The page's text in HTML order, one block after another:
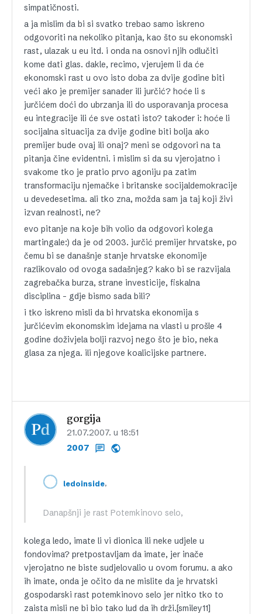
simpatičnosti.
a ja mislim da bi si svatko trebao samo iskreno
odgovoriti na nekoliko pitanja, kao što su ekonomski
rast, ulazak u eu itd. i onda na osnovi njih odlučiti
kome dati glas. dakle, recimo, vjerujem li da će
ekonomski rast u ovo isto doba za dvije godine biti
veći ako je premijer sanader ili jurčić? hoće li s
jurčićem doći do ubrzanja ili do usporavanja procesa
eu integracije ili će sve ostati isto? također i: hoće li
socijalna situacija za dvije godine biti bolja ako
premijer bude ovaj ili onaj? meni se odgovori na ta
pitanja čine evidentni. i mislim si da su vjerojatno i
svakome tko je pratio prvo agoniju pa zatim
transformaciju njemačke i britanske socijaldemokracije
u devedesetima. ali tko zna, možda sam ja taj koji živi
izvan realnosti, ne?
evo pitanje na koje bih volio da odgovori kolega
martingale:) da je od 2003. jurčić premijer hrvatske, po
čemu bi se današnje stanje hrvatske ekonomije
razlikovalo od ovoga sadašnjeg? kako bi se razvijala
zagrebačka burza, strane investicije, fiskalna
disciplina – gdje bismo sada bili?
i tko iskreno misli da bi hrvatska ekonomija s
jurčićevim ekonomskim idejama na vlasti u prošle 4
godine doživjela bolji razvoj nego što je bio, neka
glasa za njega. ili njegove koalicijske partnere.
gorgija
21.07.2007. u 18:51
2007
ledoinside,
Danapšnji je rast Potemkinovo selo,
kolega ledo, imate li vi dionica ili neke udjele u
fondovima? pretpostavljam da imate, jer inače
vjerojatno ne biste sudjelovalio u ovom forumu. a ako
ih imate, onda je očito da ne mislite da je hrvatski
gospodarski rast potemkinovo selo jer nitko tko to
zaista misli ne bi bio tako lud da ih drži.[smiley11]